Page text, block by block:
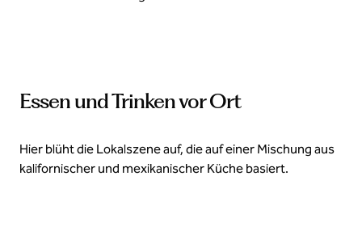
Essen und Trinken vor Ort
Hier blüht die Lokalszene auf, die auf einer Mischung aus
kalifornischer und mexikanischer Küche basiert.